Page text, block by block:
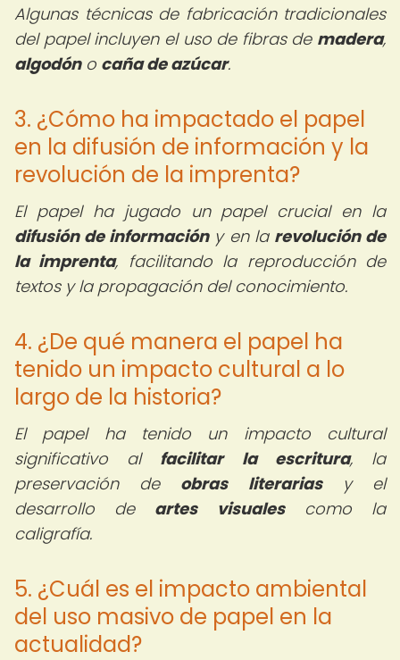
Algunas técnicas de fabricación tradicionales
del papel incluyen el uso de fibras de madera,
algodóno caña de azúcar.
3. ¿Cómo ha impactado el papel
en la difusión de información y la
revolución de la imprenta?
El papel ha jugado un papel crucial en la
difusión de informacióny en la revolución de
la imprenta, facilitando la reproducción de
textos y la propagación del conocimiento.
4. ¿De qué manera el papel ha
tenido un impacto cultural a lo
largo de la historia?
El papel ha tenido un impacto cultural
significativo al facilitar la escritura, la
preservación de obras literariasy el
desarrollo de artes visualescomo la
caligrafía.
5. ¿Cuál es el impacto ambiental
del uso masivo de papel en la
actualidad?